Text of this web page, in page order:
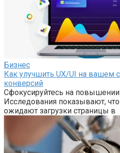
Бизнес
Как улучшить UX/UI на вашем
конверсий
Сфокусируйтесь на повышении
Исследования показывают,
ожидают загрузки страницы в